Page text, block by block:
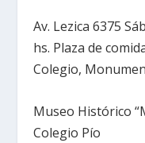
Av. Lezica 6375
hs. Plaza de
Colegio,
Museo Histórico
Colegio Pío